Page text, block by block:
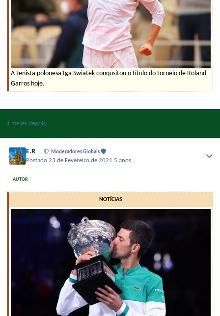
A tenista polonesa Iga Swiatek conqusitou o título do torneio de Roland
Garros hoje.
4 meses depois...
E.R Moderadores Globais
Postado23 de Fevereiro de 2021 5 anos
AUTOR
NOTÍCIAS